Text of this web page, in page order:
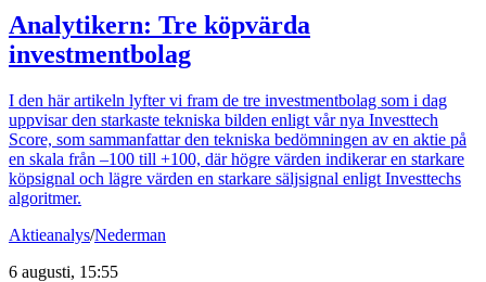
Analytikern: Tre köpvärda
investmentbolag
I den här artikeln lyfter vi fram de tre investmentbolag som i dag
uppvisar den starkaste tekniska bilden enligt vår nya Investtech
Score, som sammanfattar den tekniska bedömningen av en aktie på
en skala från –100 till +100, där högre värden indikerar en starkare
köpsignal och lägre värden en starkare säljsignal enligt Investtechs
algoritmer.
Aktieanalys/Nederman
6 augusti, 15:55